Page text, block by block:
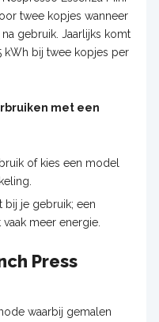
twee kopjes wanneer
gebruik. Jaarlijks komt
kWh bij twee kopjes per
met een
of kies een model
bij je gebruik; een
meer energie.
Press
waarbij gemalen